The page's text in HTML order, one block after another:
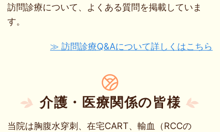
訪問診療について、よくある質問を掲載していま
す。
≫ 訪問診療Q&Aについて詳しくはこちら
介護・医療関係の皆様
当院は胸腹水穿刺、在宅CART、輸血（RCCの